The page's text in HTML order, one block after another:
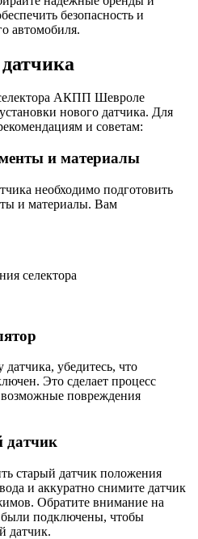
безопасность и
автомобиля.
АКПП Шевроле
нового датчика. Для
и советам:
и материалы
необходимо подготовить
и материалы. Вам
селектора
датчика, убедитесь, что
Это сделает процесс
повреждения
датчик
старый датчик положения
и аккуратно снимите датчик
Обратите внимание на
были подключены, чтобы
датчик.